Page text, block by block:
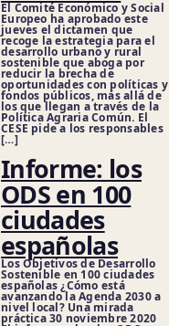
El Comité Económico y Social
Europeo ha aprobado este
jueves el dictamen que
recoge la estrategia para el
desarrollo urbano y rural
sostenible que aboga por
reducir la brecha de
oportunidades con políticas y
fondos públicos, más allá de
los que llegan a través de la
Política Agraria Común. El
CESE pide a los responsables
[…]
Informe: los
ODS en 100
ciudades
españolas
Los Objetivos de Desarrollo
Sostenible en 100 ciudades
españolas ¿Cómo está
avanzando la Agenda 2030 a
nivel local? Una mirada
práctica 30 noviembre 2020